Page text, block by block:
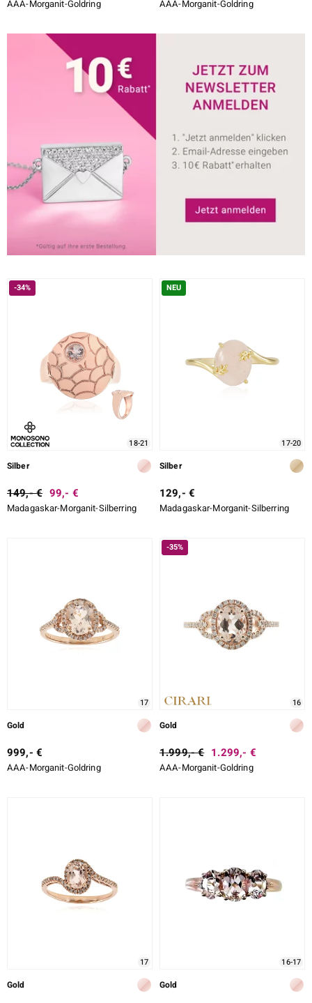
AAA-Morganit-Goldring AAA-Morganit-Goldring
-34%
18-21
Silber
149,- € 99,- €
Madagaskar-Morganit-Silberring
NEU
17-20
Silber
129,- €
Madagaskar-Morganit-Silberring
17
Gold
999,- €
AAA-Morganit-Goldring
-35%
16
Gold
1.999,- € 1.299,- €
AAA-Morganit-Goldring
17
Gold
16-17
Gold